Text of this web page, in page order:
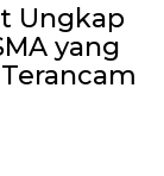
Ungkap
yang